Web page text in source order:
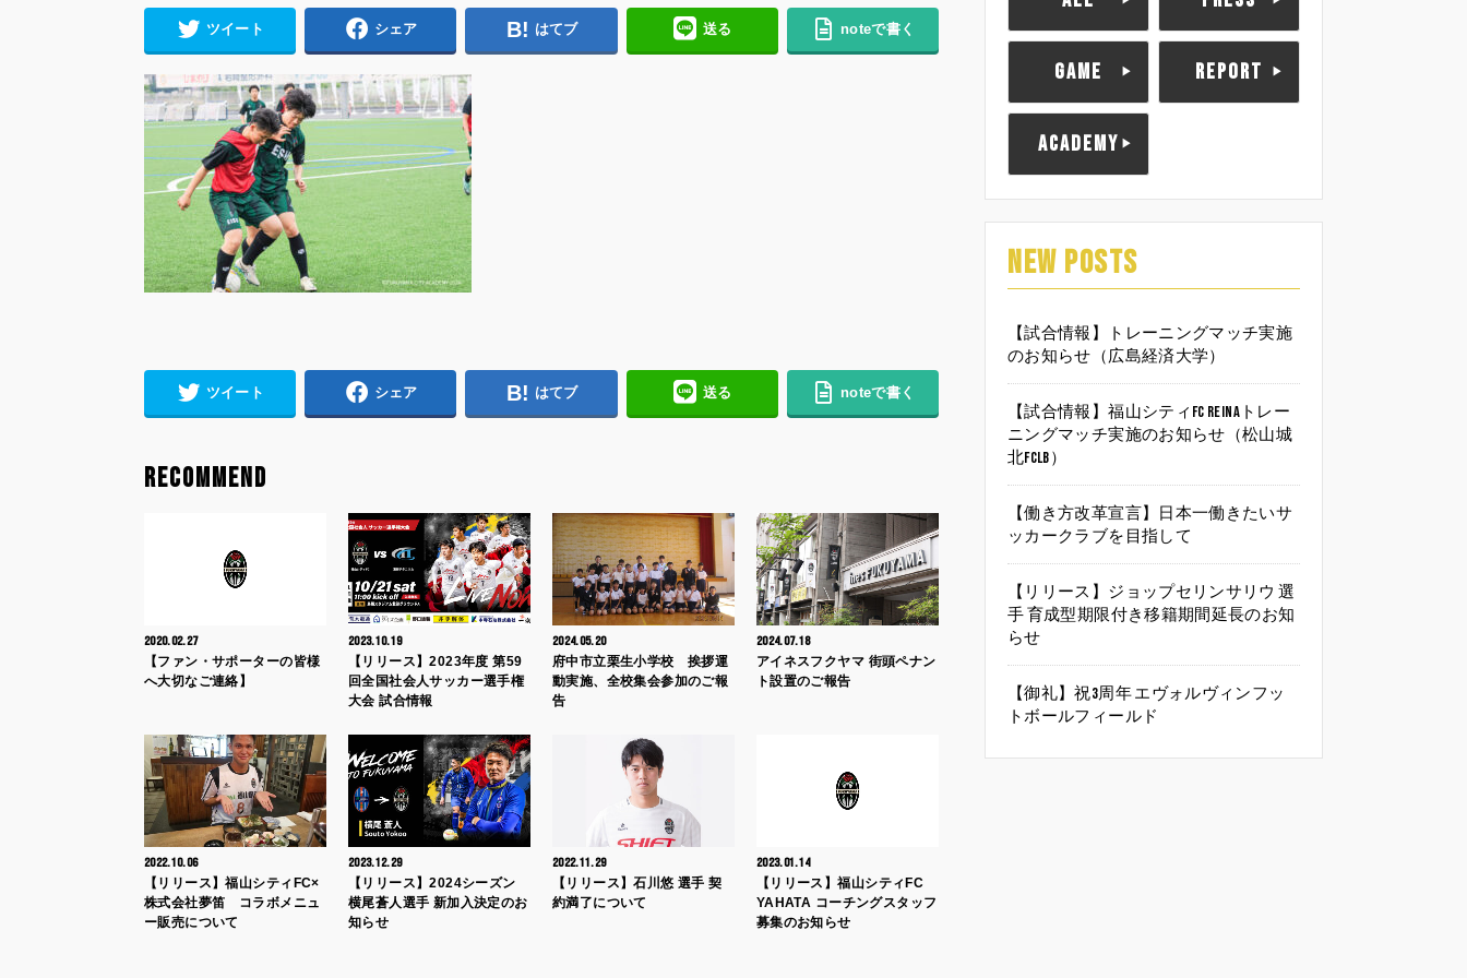
ツイート シェア はてブ 送る noteで書く
ツイート シェア はてブ 送る noteで書く
RECOMMEND
2020.02.27
【ファン・サポーターの皆様
へ大切なご連絡】
2023.10.19
【リリース】2023年度 第59
回全国社会人サッカー選手権
大会 試合情報
2024.05.20
府中市立栗生小学校 挨拶運
動実施、全校集会参加のご報
告
2024.07.18
アイネスフクヤマ 街頭ペナン
ト設置のご報告
2022.10.06
【リリース】福山シティFC×
株式会社夢笛 コラボメニュ
ー販売について
2023.12.29
【リリース】2024シーズン
横尾蒼人選手 新加入決定のお
知らせ
2022.11.29
【リリース】石川悠 選手 契
約満了について
2023.01.14
【リリース】福山シティFC
YAHATA コーチングスタッフ
募集のお知らせ
GAME REPORT
ACADEMY
NEW POSTS
【試合情報】トレーニングマッチ実施
のお知らせ（広島経済大学）
【試合情報】福山シティFC Reinaトレー
ニングマッチ実施のお知らせ（松山城
北FCLB）
【働き方改革宣言】日本一働きたいサ
ッカークラブを目指して
【リリース】ジョップセリンサリウ 選
手 育成型期限付き移籍期間延長のお知
らせ
【御礼】祝3周年 エヴォルヴィンフッ
トボールフィールド